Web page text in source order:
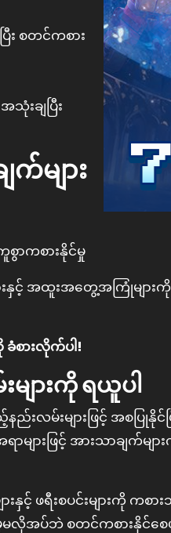
း စတင်ကစား
သုံးချပြီး
က်များ
ကစားနိုင်မှု
းနှင့် အထူးအတွေ့အကြုံမျာ
ခံစားလိုက်ပါ!
ျားကို ရယူပါ
းလမ်းများဖြင့် အစပြုနို
များဖြင့် အားသာချက်မ
ားနှင့် ဖရီးစပင်းများကို က
လိုအပ်ဘဲ စတင်ကစားနိုင်စေ